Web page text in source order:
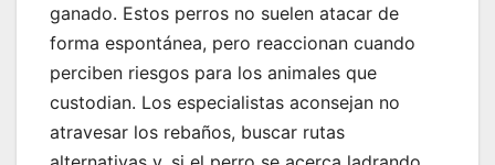
ganado. Estos perros no suelen atacar de
forma espontánea, pero reaccionan cuando
perciben riesgos para los animales que
custodian. Los especialistas aconsejan no
atravesar los rebaños, buscar rutas